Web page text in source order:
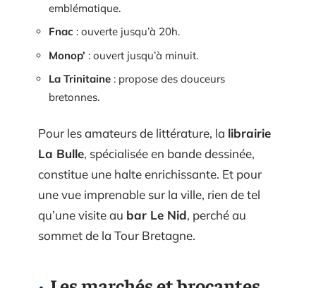
emblématique.
Fnac : ouverte jusqu’à 20h.
Monop’ : ouvert jusqu’à minuit.
La Trinitaine : propose des douceurs
bretonnes.
Pour les amateurs de littérature, la librairie
La Bulle, spécialisée en bande dessinée,
constitue une halte enrichissante. Et pour
une vue imprenable sur la ville, rien de tel
qu’une visite au bar Le Nid, perché au
sommet de la Tour Bretagne.